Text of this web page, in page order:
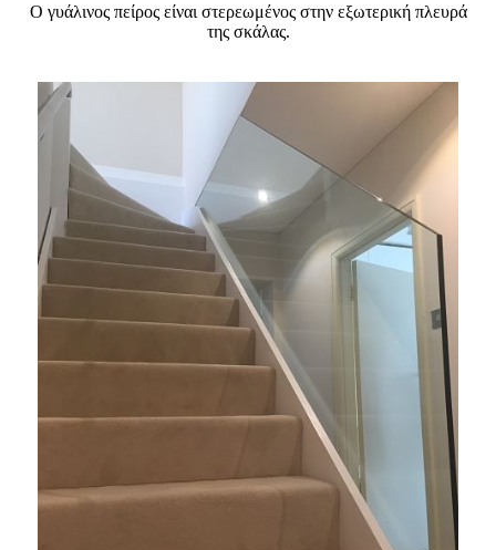
Ο γυάλινος πείρος είναι στερεωμένος στην εξωτερική πλευρά
της σκάλας.